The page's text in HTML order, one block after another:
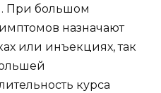
При большом
назначают
или инъекциях, так
курса